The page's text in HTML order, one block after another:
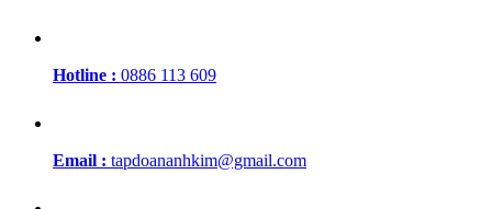
Hotline : 0886 113 609
Email : tapdoananhkim@gmail.com